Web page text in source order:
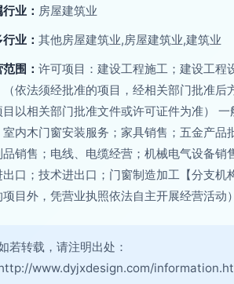
业： 房屋建筑业
业： 其他房屋建筑业,房屋建筑业,建筑业
围： 许可项目：建设工程施工；建设工程
（依法须经批准的项目，经相关部门批准后
目以相关部门批准文件或许可证件为准）
室内木门窗安装服务；家具销售；五金产品
品销售；电线、电缆经营；机械电气设备销
出口；技术进出口；门窗制造加工【分支机
目外，凭营业执照依法自主开展经营活动）
若转载，请注明出处：
www.dyjxdesign.com/